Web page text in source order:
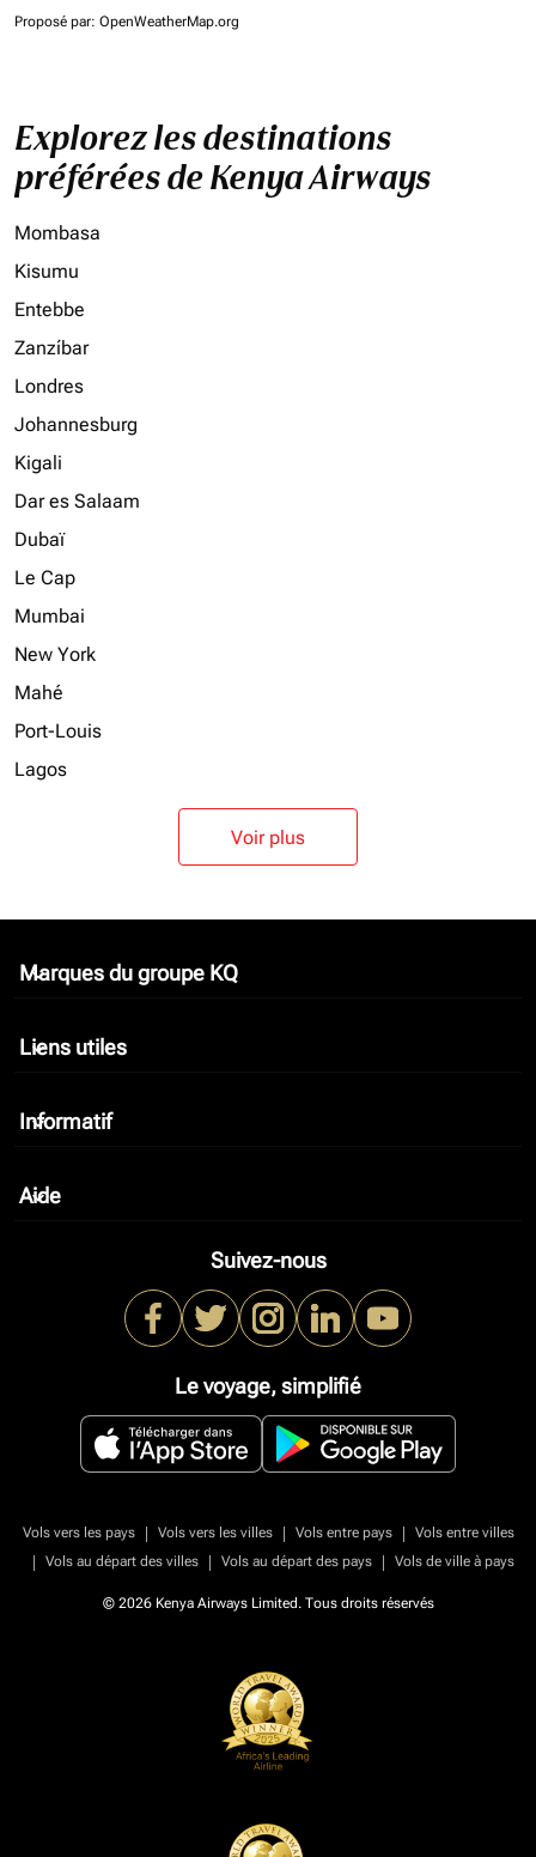
Proposé par: OpenWeatherMap.org
Explorez les destinations
préférées de Kenya Airways
Mombasa
Kisumu
Entebbe
Zanzíbar
Londres
Johannesburg
Kigali
Dar es Salaam
Dubaï
Le Cap
Mumbai
New York
Mahé
Port-Louis
Lagos
Voir plus
Marques du groupe KQ
keyboard_arrow_down
Liens utiles
keyboard_arrow_down
Informatif
keyboard_arrow_down
Aide
keyboard_arrow_down
Suivez-nous
Le voyage, simplifié
Vols vers les pays | Vols vers les villes | Vols entre pays |
Vols entre villes
|
Vols au départ des villes | Vols au départ des pays | Vols de ville à pays
© 2026 Kenya Airways Limited. Tous droits réservés